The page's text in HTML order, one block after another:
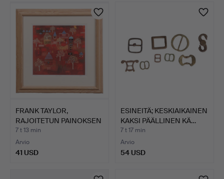
FRANK TAYLOR,
RAJOITETUN PAINOKSEN
VEDOS "…
7 t 13 min
Arvio
41 USD
ESINEITÄ; KESKIAIKAINEN
KAKSI PÄÄLLINEN KÄ…
7 t 17 min
Arvio
54 USD